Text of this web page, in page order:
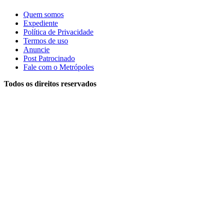
Quem somos
Expediente
Política de Privacidade
Termos de uso
Anuncie
Post Patrocinado
Fale com o Metrópoles
Todos os direitos reservados